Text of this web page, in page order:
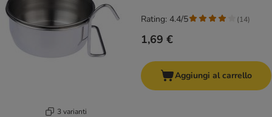
3 varianti
1,69 €
Rating: 4.4/5 (14)
Aggiungi al carrello